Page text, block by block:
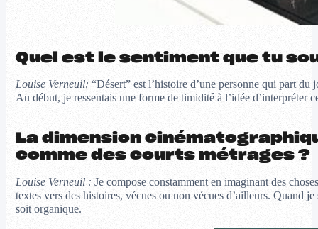
Quel est le sentiment que tu
Louise Verneuil: “Désert” est l’histoire d’une personne qui part
Au début, je ressentais une forme de timidité à l’idée d’interpréter
La dimension
comme des courts métrages ?
Louise Verneuil : Je compose constamment en imaginant des
textes vers des histoires, vécues ou non vécues d’ailleurs. Quand
soit organique.